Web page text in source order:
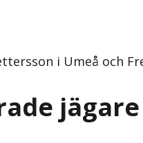
i Umeå och
jägare